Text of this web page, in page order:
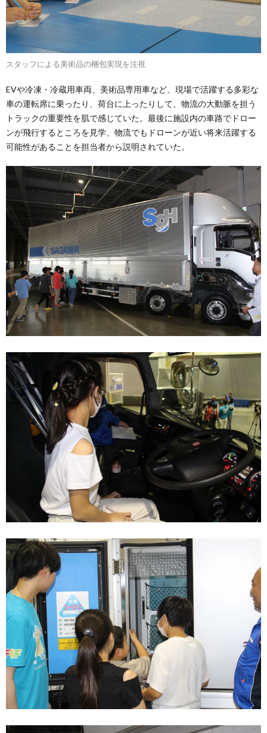
スタッフによる美術品の梱包実現を注視
EVや冷凍・冷蔵用車両、美術品専用車など、現場で活躍する多彩な
車の運転席に乗ったり、荷台に上ったりして、物流の大動脈を担う
トラックの重要性を肌で感じていた。最後に施設内の車路でドロー
ンが飛行するところを見学、物流でもドローンが近い将来活躍する
可能性があることを担当者から説明されていた。